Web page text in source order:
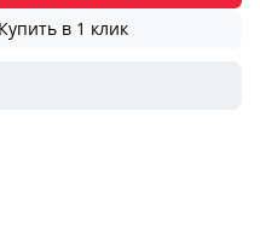
Купить в 1 клик